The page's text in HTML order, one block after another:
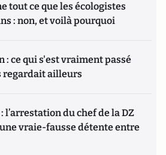
tout ce que les écologistes
: non, et voilà pourquoi
: ce qui s'est vraiment passé
regardait ailleurs
l’arrestation du chef de la DZ
vraie-fausse détente entre